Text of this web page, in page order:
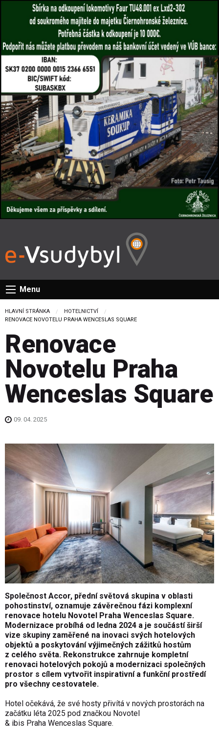
Menu
HLAVNÍ STRÁNKA
HOTELNICTVÍ
CURRENT:
RENOVACE NOVOTELU PRAHA WENCESLAS SQUARE
Renovace
Novotelu Praha
Wenceslas Square
09. 04. 2025
Společnost Accor, přední světová skupina v oblasti
pohostinství, oznamuje závěrečnou fázi komplexní
renovace hotelu Novotel Praha Wenceslas Square.
Modernizace probíhá od ledna 2024 a je součástí širší
vize skupiny zaměřené na inovaci svých hotelových
objektů a poskytování výjimečných zážitků hostům
z celého světa. Rekonstrukce zahrnuje kompletní
renovaci hotelových pokojů a modernizaci společných
prostor s cílem vytvořit inspirativní a funkční prostředí
pro všechny cestovatele.
Hotel očekává, že své hosty přivítá v nových prostorách na
začátku léta 2025 pod značkou Novotel
& ibis Praha Wenceslas Square.